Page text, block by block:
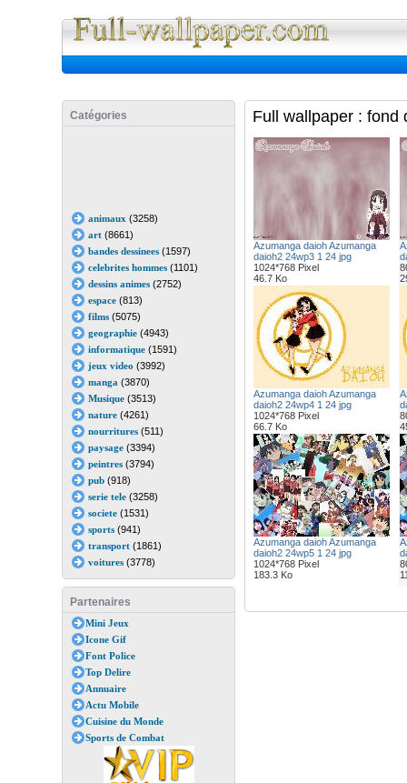
Catégories
animaux (3258)
art(8661)
bandes dessinees(1597)
celebrites hommes(1101)
dessins animes(2752)
espace(813)
films(5075)
geographie(4943)
informatique(1591)
jeux video (3992)
manga (3870)
Musique(3513)
nature(4261)
nourritures(511)
paysage(3394)
peintres(3794)
pub(918)
serie tele(3258)
societe(1531)
sports(941)
transport(1861)
voitures(3778)
Partenaires
Mini Jeux
Icone Gif
Font Police
Top Delire
Annuaire
Actu Mobile
Cuisine du Monde
Sports de Combat
Full wallpaper : fond
Azumanga daioh Azumanga
daioh2 24wp3 1 24 jpg
1024*768 Pixel
46.7 Ko
Azumanga daioh Azumanga
daioh2 24wp4 1 24 jpg
1024*768 Pixel
66.7 Ko
Azumanga daioh Azumanga
daioh2 24wp5 1 24 jpg
1024*768 Pixel
183.3 Ko